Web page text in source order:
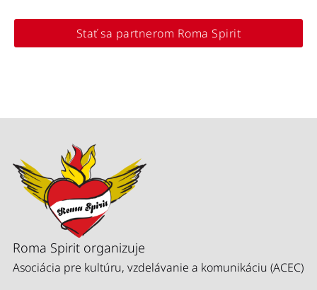
Stať sa partnerom Roma Spirit
Roma Spirit organizuje
Asociácia pre kultúru, vzdelávanie a komunikáciu (ACEC)